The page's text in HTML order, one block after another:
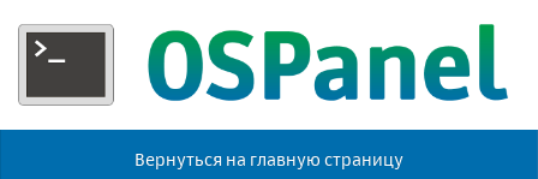
Вернуться на главную страницу